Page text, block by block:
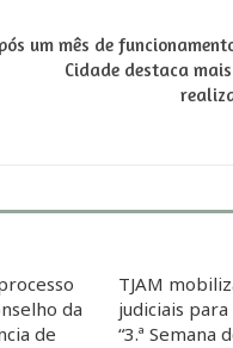
um mês de
Cidade destaca
da
de
TJAM
judiciais
“3.ª Semana